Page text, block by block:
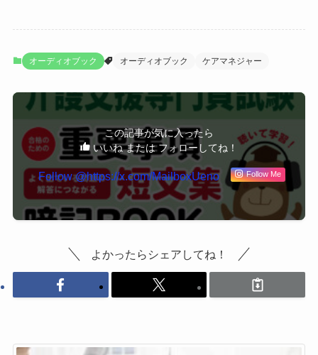
オーディオブック オーディオブック ケアマネジャー
この記事が気に入ったら
いいね または フォローしてね！
Follow Me
よかったらシェアしてね！